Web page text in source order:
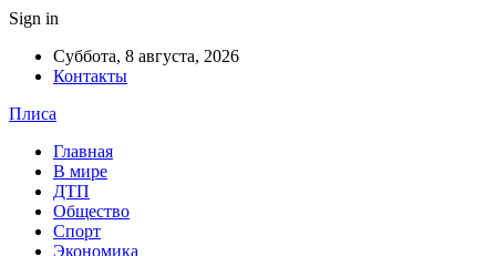
Sign in
Суббота, 8 августа, 2026
Контакты
Плиса
Главная
В мире
ДТП
Общество
Спорт
Экономика